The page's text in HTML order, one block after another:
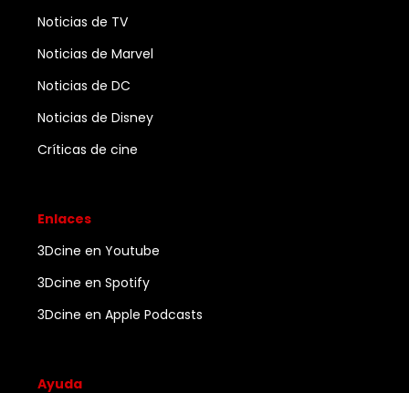
Noticias de TV
Noticias de Marvel
Noticias de DC
Noticias de Disney
Críticas de cine
Enlaces
3Dcine en Youtube
3Dcine en Spotify
3Dcine en Apple Podcasts
Ayuda